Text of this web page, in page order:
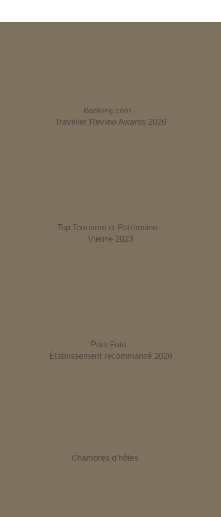
Booking.com –
Traveller Review Awards 2026
Top Tourisme et Patrimoine –
Vienne 2023
Petit Futé –
Établissement recommandé 2026
Chambres d’hôtes